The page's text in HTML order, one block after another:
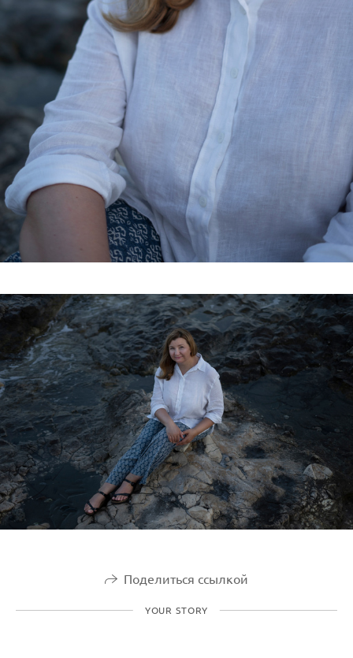
Поделиться ссылкой
YOUR STORY